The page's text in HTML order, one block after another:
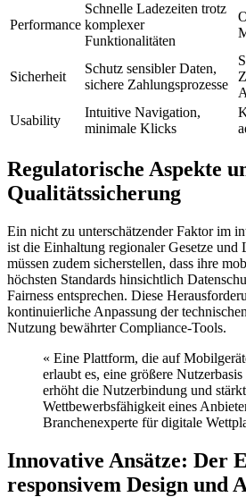
Performance
Schnelle Ladezeiten trotz
komplexer
Funktionalitäten
Sicherheit
Schutz sensibler Daten,
sichere Zahlungsprozesse
Usability
Intuitive Navigation,
minimale Klicks
Regulatorische Aspekte
Qualitätssicherung
Ein nicht zu unterschätzender Faktor im
ist die Einhaltung regionaler Gesetze und
müssen zudem sicherstellen, dass ihre
höchsten Standards hinsichtlich
Fairness entsprechen. Diese
kontinuierliche Anpassung der
Nutzung bewährter Compliance-Tools.
« Eine Plattform, die auf
erlaubt es, eine größere
erhöht die Nutzerbindung und
Wettbewerbsfähigkeit eines
Branchenexperte für digitale
Innovative Ansätze: Der
responsivem Design und